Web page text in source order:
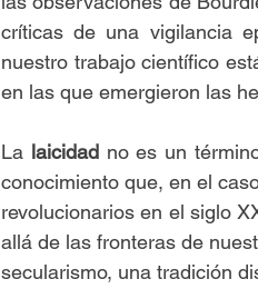
críticas de una vigilancia
nuestro trabajo científico
en las que emergieron las
La laicidad no es un
conocimiento que, en el
revolucionarios en el siglo
allá de las fronteras de
secularismo, una tradición